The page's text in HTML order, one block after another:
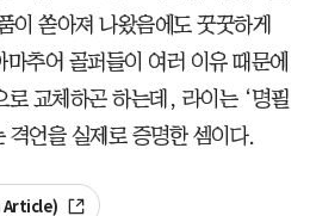
이 쏟아져 나왔음에도 꿋꿋하게
추어 골퍼들이 여러 이유 때문에
로 교체하곤 하는데, 라이는 ‘명필
격언을 실제로 증명한 셈이다.
Article)